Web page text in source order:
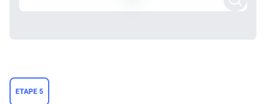
ETAPE 5